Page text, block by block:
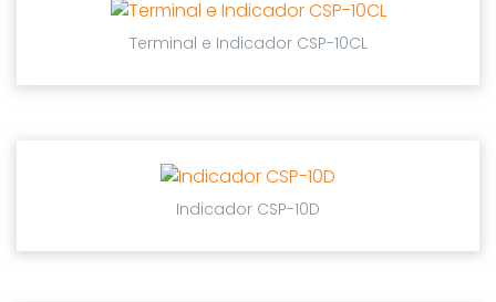
Terminal e Indicador CSP-10CL
Indicador CSP-10D